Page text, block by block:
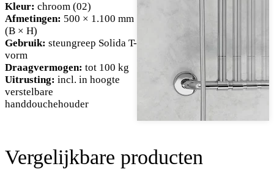
Kleur: chroom (02)
Afmetingen: 500 × 1.100 mm
(B × H)
Gebruik: steungreep Solida T-
vorm
Draagvermogen: tot 100 kg
Uitrusting: incl. in hoogte
verstelbare
handdouchehouder
Vergelijkbare producten